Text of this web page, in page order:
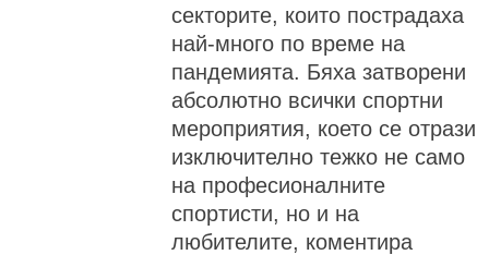
секторите, които пострадаха
най-много по време на
пандемията. Бяха затворени
абсолютно всички спортни
мероприятия, което се отрази
изключително тежко не само
на професионалните
спортисти, но и на
любителите, коментира